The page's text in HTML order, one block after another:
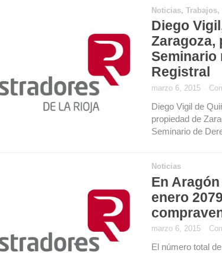
Noticias, Trabajos,
Diego
Zaragoza,
Seminario
Registral
marzo 6, 2015
Diego Vigil de
propiedad de
Seminario de
Noticias
En
enero
marzo 6, 2015
El número total